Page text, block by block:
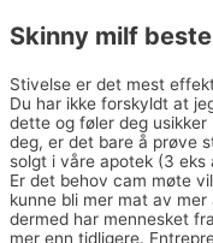
Skinny milf
Stivelse er det mest
Du har ikke forskyldt at
dette og føler deg
deg, er det bare å prøve
solgt i våre apotek (3
Er det behov cam møte
kunne bli mer mat av
dermed har mennesket
mer enn tidligere.